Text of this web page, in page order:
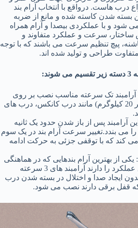
درب هاست. درواقع با انتخاب آرام بند
شدن کاسته شده و مانع از ضربه
و با عملکردی بیصدا و آرام همراه
ساختار، سرعت و عملکرد متفاوند و
پیچ تنظیم سرعت می باشند که با توجه
طراحی و تولید شده اند.
آرامبند تک سرعته مناسب نصب بر روی
درب های سبک ( زیر 20 کیلوگرم) مانند درب کانکس، درب های
آرامبند پس از باز شدن حدود یک ثانیه
بندد.تغییر سرعت آرام بند در یک سوم
می کند که با توقفی جزئی به حرکت ادامه
از بهترین آرام بندهایی که در هماهنگی
با قفل برقی بهترین عملکرد را دارند آرامبند های 3 سرعته
بدون ایجاد صدا و اختلال در بسته شدن درب
قفل برقی دارند نصب می شود.